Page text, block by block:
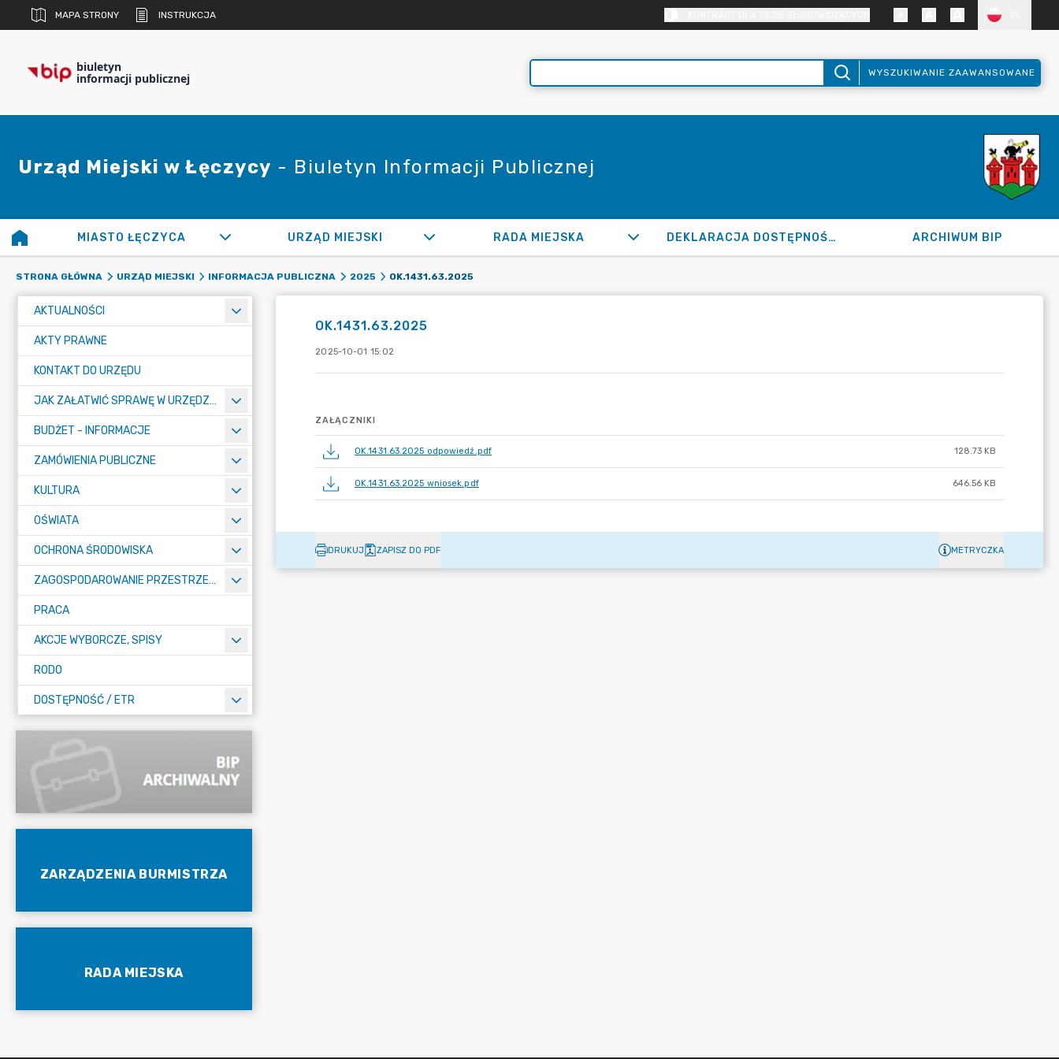
MAPA STRONY INSTRUKCJA
biuletyn
informacji publicznej WYSZUKIWANIE ZAAWANSOWANE
Urząd Miejski w Łęczycy - Biuletyn Informacji Publicznej
MIASTO ŁĘCZYCA URZĄD MIEJSKI RADA MIEJSKA DEKLARACJA DOSTĘPNOŚCI ARCHIWUM BIP
STRONA GŁÓWNA URZĄD MIEJSKI INFORMACJA PUBLICZNA 2025 OK.1431.63.2025
AKTUALNOŚCI
AKTY PRAWNE
KONTAKT DO URZĘDU
JAK ZAŁATWIĆ SPRAWĘ W URZĘDZIE
BUDŻET - INFORMACJE
ZAMÓWIENIA PUBLICZNE
KULTURA
OŚWIATA
OCHRONA ŚRODOWISKA
ZAGOSPODAROWANIE PRZESTRZENNE
PRACA
AKCJE WYBORCZE, SPISY
RODO
DOSTĘPNOŚĆ / ETR
ZARZĄDZENIA BURMISTRZA
RADA MIEJSKA
OK.1431.63.2025
2025-10-01 15:02
ZAŁĄCZNIKI
OK.1431.63.2025 odpowiedź.pdf 128.73 KB
OK.1431.63.2025 wniosek.pdf 646.56 KB
DRUKUJ ZAPISZ DO PDF METRYCZKA